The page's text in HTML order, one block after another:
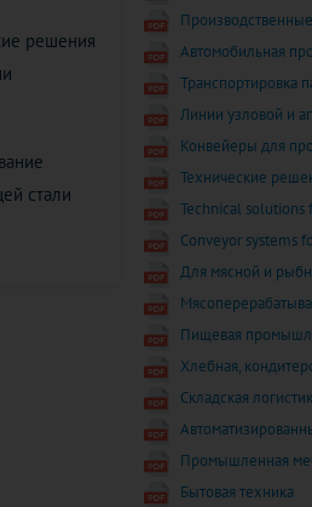
решения
стали
Автомобильная
Транспортировка
Линии узловой и
Конвейеры для
Технические
Technical solutions
Conveyor systems
Для мясной и
Пищевая
Хлебная,
Складская
Промышленная
Бытовая техника